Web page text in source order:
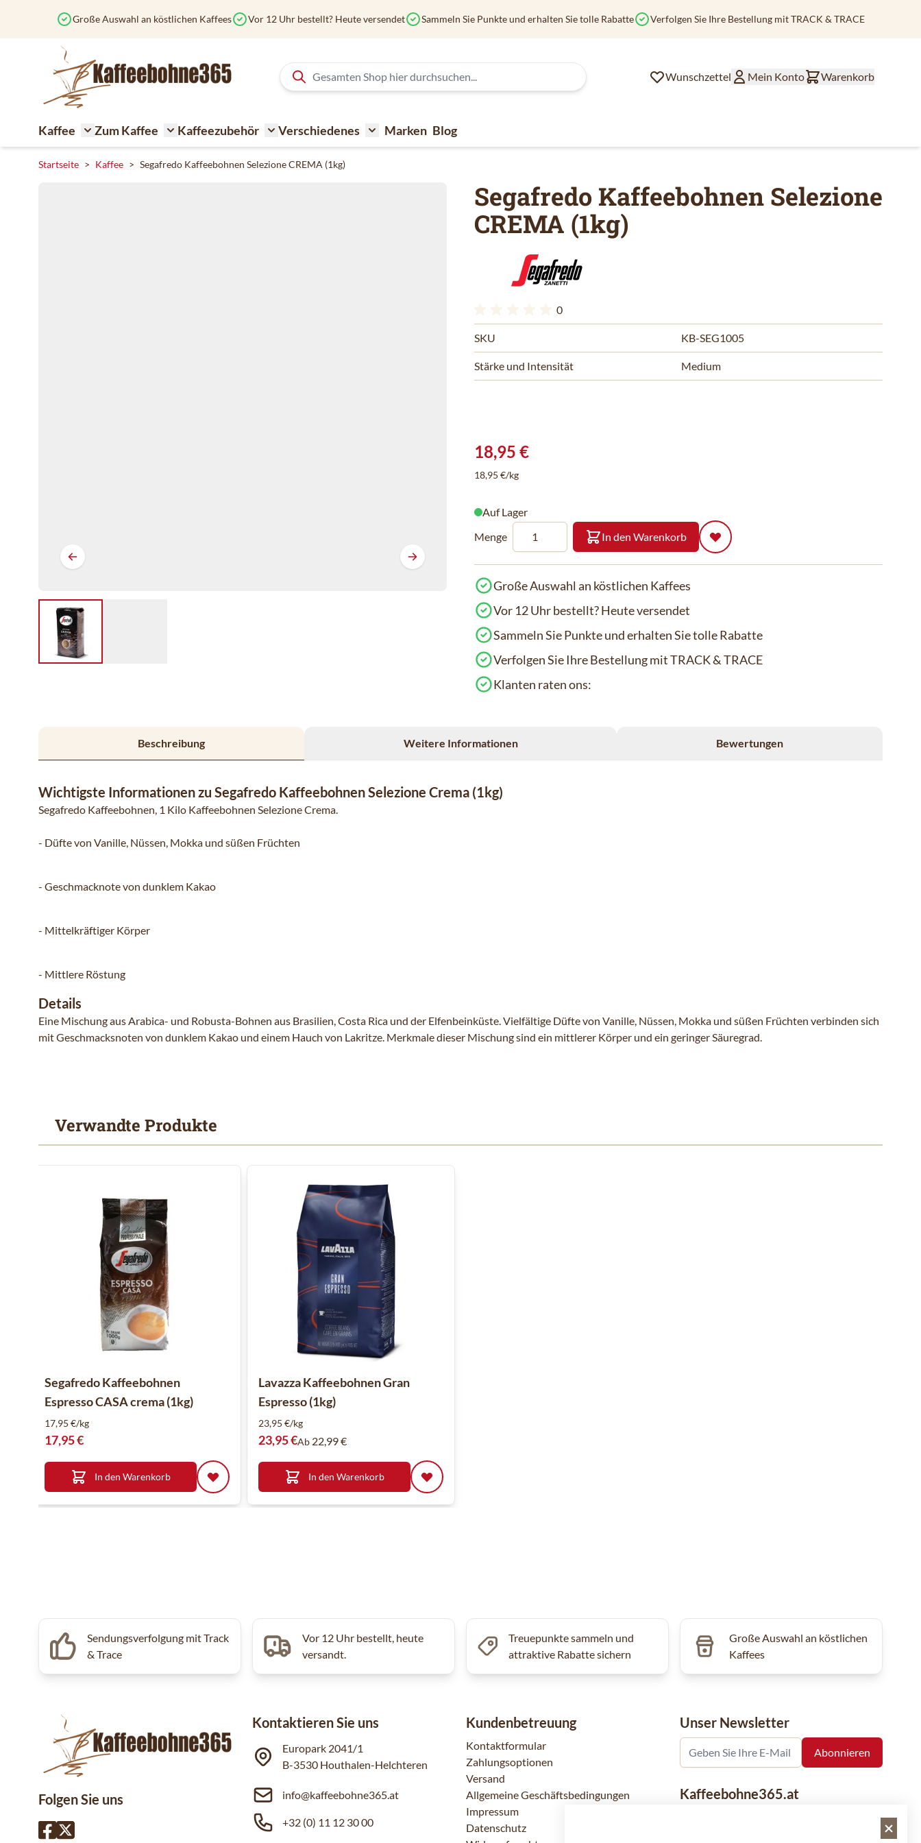
Große Auswahl an köstlichen Kaffees Vor 12 Uhr bestellt? Heute versendet Sammeln Sie Punkte und erhalten Sie tolle Rabatte Verfolgen Sie Ihre Bestellung mit TRACK & TRACE
Wunschzettel Mein Konto Warenkorb
Kaffee
Toggle submenu for Kaffee
Zum Kaffee
Toggle submenu for Zum Kaffee
Kaffeezubehör
Toggle submenu for Kaffeezubehör
Verschiedenes
Toggle submenu for Verschiedenes
Marken Blog
Startseite > Kaffee > Segafredo Kaffeebohnen Selezione CREMA (1kg)
Segafredo Kaffeebohnen Selezione
CREMA (1kg)
0
SKU KB-SEG1005
Stärke und Intensität Medium
18,95 €
18,95 €/kg
Auf Lager
Menge
In den Warenkorb
Große Auswahl an köstlichen Kaffees
Vor 12 Uhr bestellt? Heute versendet
Sammeln Sie Punkte und erhalten Sie tolle Rabatte
Verfolgen Sie Ihre Bestellung mit TRACK & TRACE
Klanten raten ons:
Beschreibung Weitere Informationen Bewertungen
Wichtigste Informationen zu Segafredo Kaffeebohnen Selezione Crema (1kg)
Segafredo Kaffeebohnen, 1 Kilo Kaffeebohnen Selezione Crema.
- Düfte von Vanille, Nüssen, Mokka und süßen Früchten
- Geschmacknote von dunklem Kakao
- Mittelkräftiger Körper
- Mittlere Röstung
Details
Eine Mischung aus Arabica- und Robusta-Bohnen aus Brasilien, Costa Rica und der Elfenbeinküste. Vielfältige Düfte von Vanille, Nüssen, Mokka und süßen Früchten verbinden sich
mit Geschmacksnoten von dunklem Kakao und einem Hauch von Lakritze. Merkmale dieser Mischung sind ein mittlerer Körper und ein geringer Säuregrad.
Verwandte Produkte
Mit der Tabulatortaste können Sie durch die Elemente des Karussells navigieren. Mit den Skip-Links können Sie das Karussell überspringen oder direkt zur Karussellnavigation wechseln.
Clicken, um das Karussell zu überspringen
Segafredo Kaffeebohnen
Espresso CASA crema (1kg)
17,95 €/kg
17,95 €
In den Warenkorb
Lavazza Kaffeebohnen Gran
Espresso (1kg)
23,95 €/kg
23,95 €Ab 22,99 €
In den Warenkorb
Sendungsverfolgung mit Track
& Trace
Vor 12 Uhr bestellt, heute
versandt.
Treuepunkte sammeln und
attraktive Rabatte sichern
Große Auswahl an köstlichen
Kaffees
Folgen Sie uns
Kontaktieren Sie uns
Europark 2041/1
B-3530 Houthalen-Helchteren
info@kaffeebohne365.at
+32 (0) 11 12 30 00
Kundenbetreuung
Kontaktformular
Zahlungsoptionen
Versand
Allgemeine Geschäftsbedingungen
Impressum
Datenschutz
Unser Newsletter
Kaffeebohne365.at